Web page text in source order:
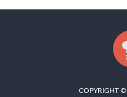
COPYRIGHT ©